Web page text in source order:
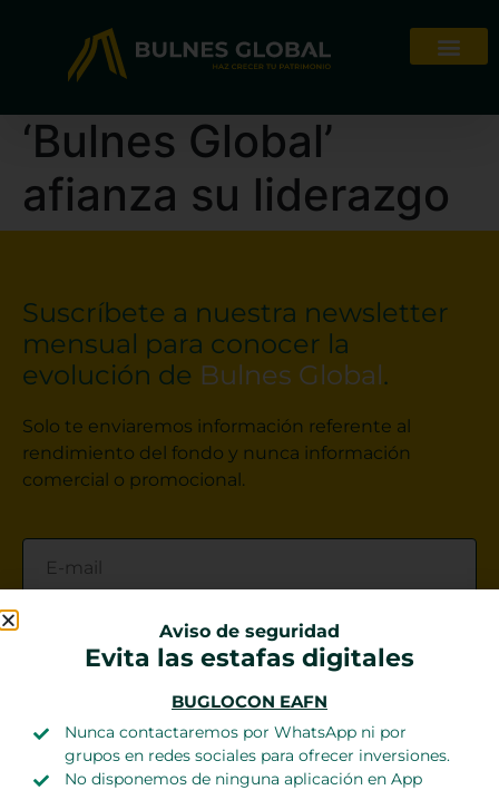
‘Bulnes Global’
afianza su liderazgo
Suscríbete a nuestra newsletter
mensual para conocer la
evolución de Bulnes Global.
Solo te enviaremos información referente al
rendimiento del fondo y nunca información
comercial o promocional.
He leído y acepto la Política de privacidad
Aviso de seguridad
Evita las estafas digitales
BUGLOCON EAFN
Nunca contactaremos por WhatsApp ni por
grupos en redes sociales para ofrecer inversiones.
No disponemos de ninguna aplicación en App